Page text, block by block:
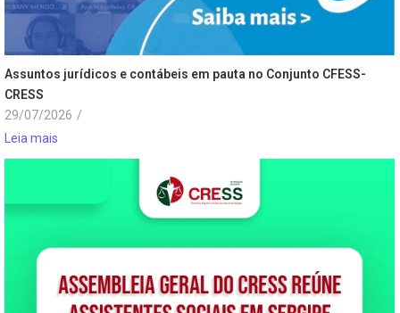
Assuntos jurídicos e contábeis em pauta no Conjunto CFESS-
CRESS
29/07/2026 /
Leia mais